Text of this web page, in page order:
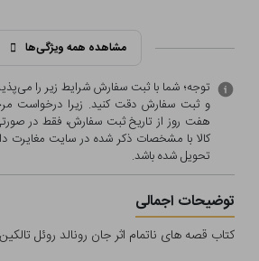
مشاهده همه ویژگی‌ها
توجه؛ شما با ثبت سفارش شرایط زیر را
و ثبت سفارش دقت کنید. زیرا درخواست
هفت روز از تاریخ ثبت سفارش، فقط در
کالا با مشخصات ذکر شده در سایت مغایرت
تحویل شده باشد.
توضیحات اجمالی
کتاب قصه های ناتمام اثر جان رونالد روئل